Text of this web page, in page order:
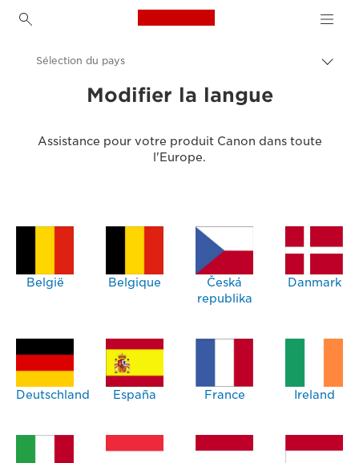
Canon Logo, back to
Sélection du pays
Modifier la langue
Assistance pour votre produit Canon dans toute
l'Europe.
België Belgique
Česká
republika
Danmark
Deutschland España France Ireland